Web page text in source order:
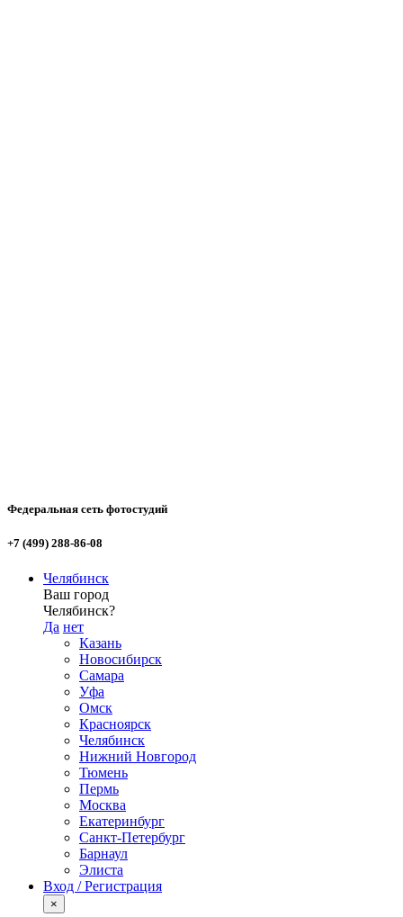
Федеральная сеть фотостудий
+7 (499) 288-86-08
Челябинск
Ваш город
Челябинск?
Да нет
Казань
Новосибирск
Самара
Уфа
Омск
Красноярск
Челябинск
Нижний Новгород
Тюмень
Пермь
Москва
Екатеринбург
Санкт-Петербург
Барнаул
Элиста
Вход / Регистрация
×